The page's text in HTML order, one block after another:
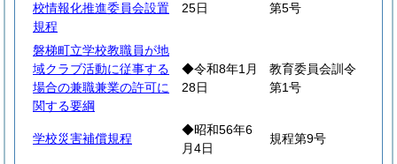
校情報化推進委員会設置
規程
25日
第5号
磐梯町立学校教職員が地
域クラブ活動に従事する
場合の兼職兼業の許可に
関する要綱
◆令和8年1月
28日
教育委員会訓令
第1号
学校災害補償規程
◆昭和56年6
月4日
規程第9号